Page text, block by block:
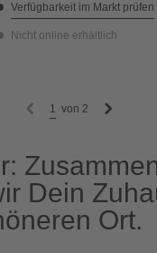
Verfügbarkeit im Markt prüfen
Nicht online erhältlich
1 von 2
Dein
Ort.